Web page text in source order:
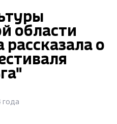
области
о
года